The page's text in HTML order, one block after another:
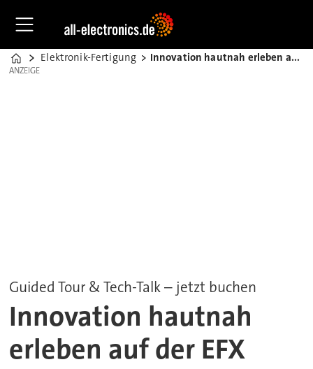
Home
Elektronik-Fertigung Innovation hautnah erleben auf der EFX
ANZEIGE
ANZEIGE
Guided Tour & Tech-Talk – jetzt buchen
Innovation hautnah
erleben auf der EFX